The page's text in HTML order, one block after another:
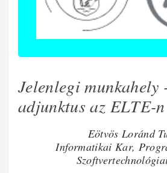
Jelenlegi munkahely
adjunktus az ELTE-n
Eötvös Loránd
Informatikai Kar,